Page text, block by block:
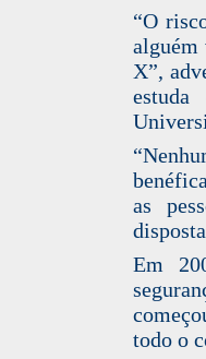
“O
alguém
X”,
as
Em
todo o